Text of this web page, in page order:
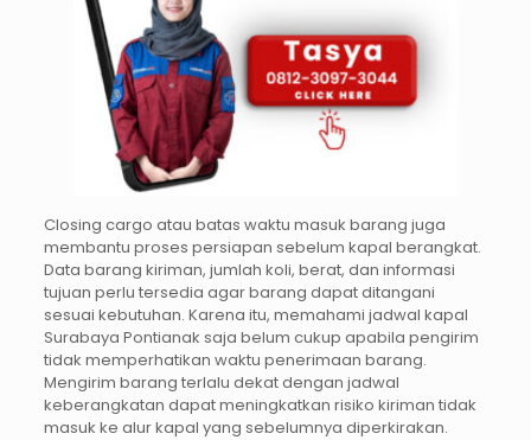
Closing cargo atau batas waktu masuk barang juga
membantu proses persiapan sebelum kapal berangkat.
Data barang kiriman, jumlah koli, berat, dan informasi
tujuan perlu tersedia agar barang dapat ditangani
sesuai kebutuhan. Karena itu, memahami jadwal kapal
Surabaya Pontianak saja belum cukup apabila pengirim
tidak memperhatikan waktu penerimaan barang.
Mengirim barang terlalu dekat dengan jadwal
keberangkatan dapat meningkatkan risiko kiriman tidak
masuk ke alur kapal yang sebelumnya diperkirakan.